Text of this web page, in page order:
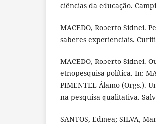
ciências da educação.
MACEDO, Roberto Sidnei.
saberes experienciais.
MACEDO, Roberto Sidnei.
etnopesquisa política. In:
PIMENTEL Álamo (Orgs.).
na pesquisa qualitativa.
SANTOS, Edmea; SILVA,